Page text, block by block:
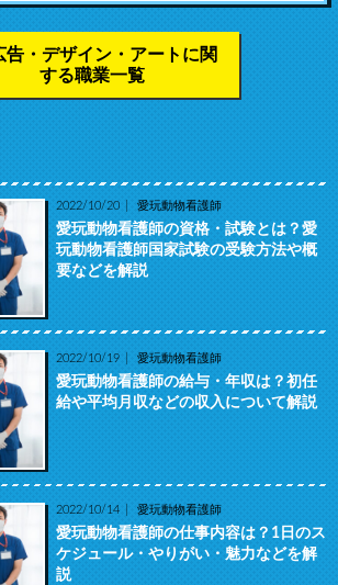
告・デザイン・アートに関
する職業一覧
2022/10/20 愛玩動物看護師
愛玩動物看護師の資格・試験とは？愛
玩動物看護師国家試験の受験方法や概
要などを解説
2022/10/19 愛玩動物看護師
愛玩動物看護師の給与・年収は？初任
給や平均月収などの収入について解説
2022/10/14 愛玩動物看護師
愛玩動物看護師の仕事内容は？1日のス
ケジュール・やりがい・魅力などを解
説